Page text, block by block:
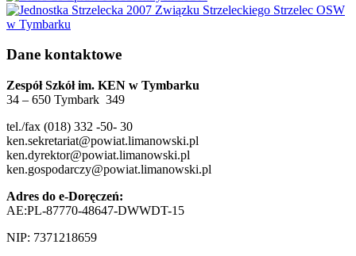
Dane kontaktowe
Zespół Szkół im. KEN w Tymbarku
34 – 650 Tymbark 349
tel./fax (018) 332 -50- 30
ken.sekretariat@powiat.limanowski.pl
ken.dyrektor@powiat.limanowski.pl
ken.gospodarczy@powiat.limanowski.pl
Adres do e-Doręczeń:
AE:PL-87770-48647-DWWDT-15
NIP: 7371218659